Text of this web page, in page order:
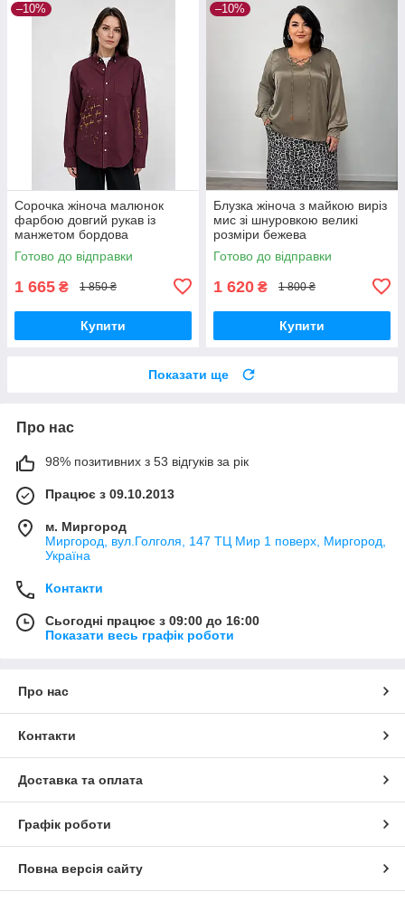
–10%
Сорочка жіноча малюнок
фарбою довгий рукав із
манжетом бордова
Готово до відправки
1 665 ₴ 1 850 ₴
Купити
–10%
Блузка жіноча з майкою виріз
мис зі шнуровкою великі
розміри бежева
Готово до відправки
1 620 ₴ 1 800 ₴
Купити
Показати ще
Про нас
98% позитивних з 53 відгуків за рік
Працює з 09.10.2013
м. Миргород
Миргород, вул.Голголя, 147 ТЦ Мир 1 поверх, Миргород,
Україна
Контакти
Сьогодні працює з 09:00 до 16:00
Показати весь графік роботи
Про нас
Контакти
Доставка та оплата
Графік роботи
Повна версія сайту